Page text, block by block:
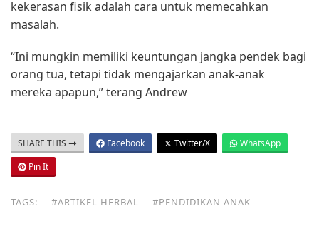
kekerasan fisik adalah cara untuk memecahkan
masalah.
“Ini mungkin memiliki keuntungan jangka pendek bagi
orang tua, tetapi tidak mengajarkan anak-anak
mereka apapun,” terang Andrew
SHARE THIS Facebook Twitter/X
WhatsApp
Pin It
TAGS: #ARTIKEL HERBAL #PENDIDIKAN ANAK